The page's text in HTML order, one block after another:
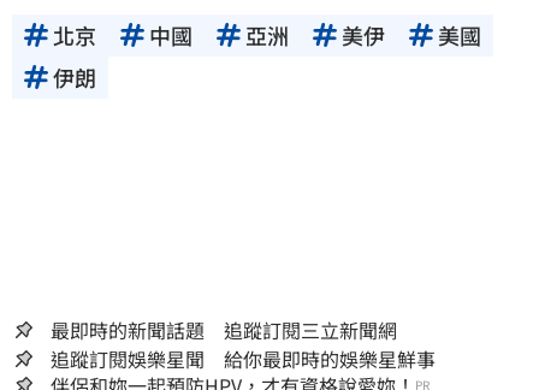
北京 中國 亞洲 美伊
美國
伊朗
最即時的新聞話題 追蹤訂閱三立新聞網
追蹤訂閱娛樂星聞 給你最即時的娛樂星鮮事
PR